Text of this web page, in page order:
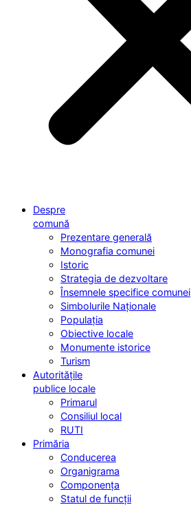
Despre
comună
Prezentare generală
Monografia comunei
Istoric
Strategia de dezvoltare
Însemnele specifice comunei
Simbolurile Naționale
Populația
Obiective locale
Monumente istorice
Turism
Autoritățile
publice locale
Primarul
Consiliul local
RUTI
Primăria
Conducerea
Organigrama
Componența
Statul de funcții